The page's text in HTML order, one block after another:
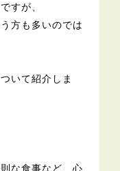
すが、
方も多いのでは
いて紹介しま
な食事など、心